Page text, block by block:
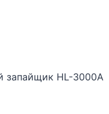
запайщик HL-3000A